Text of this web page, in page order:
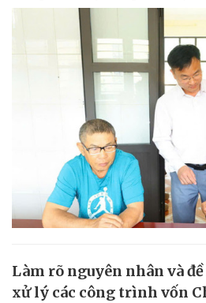
Làm rõ nguyên nhân và
xử lý các công trình vốn